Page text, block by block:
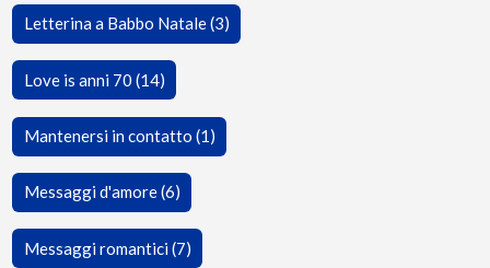
Letterina a Babbo Natale (3)
Love is anni 70 (14)
Mantenersi in contatto (1)
Messaggi d'amore (6)
Messaggi romantici (7)